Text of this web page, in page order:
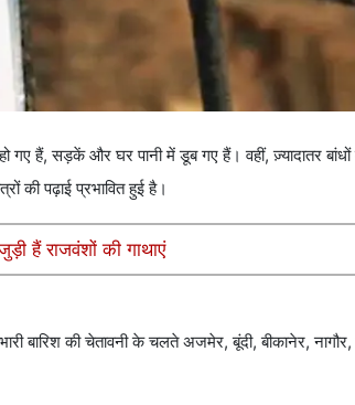
गए हैं, सड़कें और घर पानी में डूब गए हैं। वहीं, ज़्यादातर
की पढ़ाई प्रभावित हुई है।
हैं राजवंशों की गाथाएं
बारिश की चेतावनी के चलते अजमेर, बूंदी, बीकानेर, नागौर,